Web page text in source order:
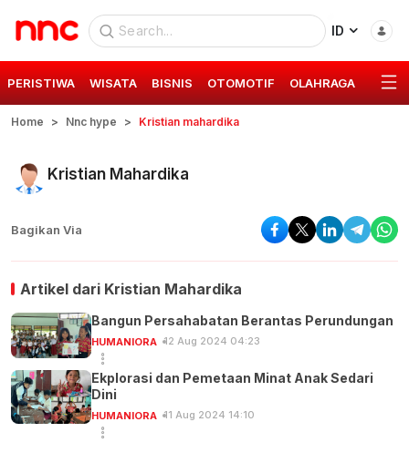
ID
PERISTIWA WISATA BISNIS OTOMOTIF OLAHRAGA GAYA
Home Nnc hype Kristian mahardika
Kristian Mahardika
Bagikan Via
Artikel dari Kristian Mahardika
Bangun Persahabatan Berantas Perundungan
HUMANIORA 12 Aug 2024 04:23
Ekplorasi dan Pemetaan Minat Anak Sedari
Dini
HUMANIORA 11 Aug 2024 14:10